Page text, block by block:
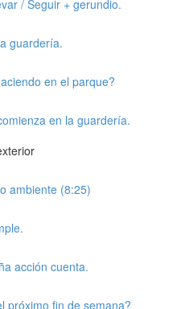
/ Seguir + gerundio.
guardería.
en el parque?
en la guardería.
ambiente (8:25)
acción cuenta.
próximo fin de semana?